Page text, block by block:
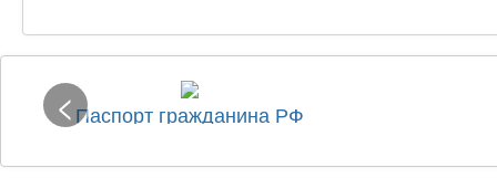
Паспорт гражданина РФ
<